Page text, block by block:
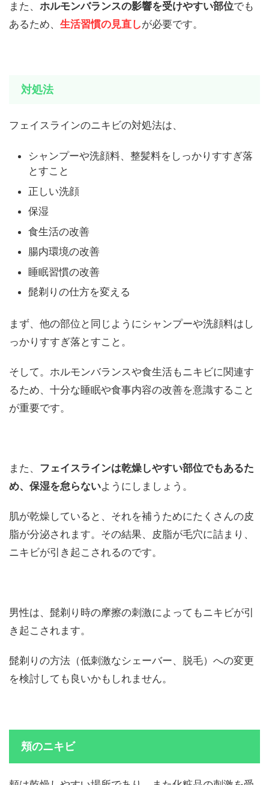
また、 ホルモンバランスの影響を受けやすい部位でも
あるため、 生活習慣の見直しが必要です。
対処法
フェイスラインのニキビの対処法は、
シャンプーや洗顔料、整髪料をしっかりすすぎ落
とすこと
正しい洗顔
保湿
食生活の改善
腸内環境の改善
睡眠習慣の改善
髭剃りの仕方を変える
まず、他の部位と同じようにシャンプーや洗顔料はし
っかりすすぎ落とすこと。
そして。ホルモンバランスや食生活もニキビに関連す
るため、十分な睡眠や食事内容の改善を意識すること
が重要です。
また、 フェイスラインは乾燥しやすい部位でもあるた
め、保湿を怠らないようにしましょう。
肌が乾燥していると、それを補うためにたくさんの皮
脂が分泌されます。その結果、皮脂が毛穴に詰まり、
ニキビが引き起こされるのです。
男性は、髭剃り時の摩擦の刺激によってもニキビが引
き起こされます。
髭剃りの方法（低刺激なシェーバー、脱毛）への変更
を検討しても良いかもしれません。
頬のニキビ